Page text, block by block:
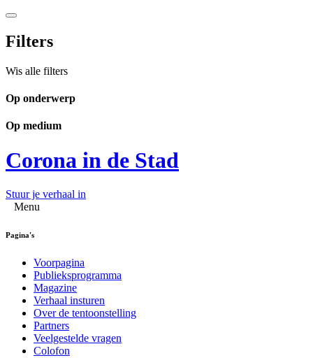
Filters
Wis alle filters
Op onderwerp
Op medium
Corona in de Stad
Stuur je verhaal in
Menu
Pagina's
Voorpagina
Publieksprogramma
Magazine
Verhaal insturen
Over de tentoonstelling
Partners
Veelgestelde vragen
Colofon